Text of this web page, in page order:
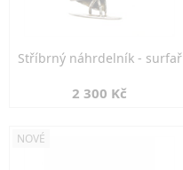
Stříbrný náhrdelník - surfař
2 300 Kč
NOVÉ